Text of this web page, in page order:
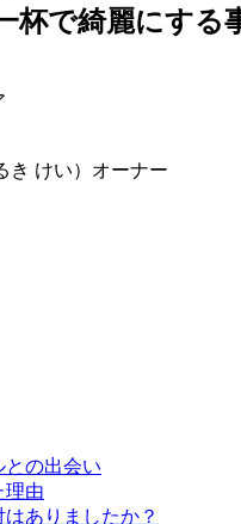
杯で綺麗にする
き けい）オーナー
との出会い
理由
ありましたか？